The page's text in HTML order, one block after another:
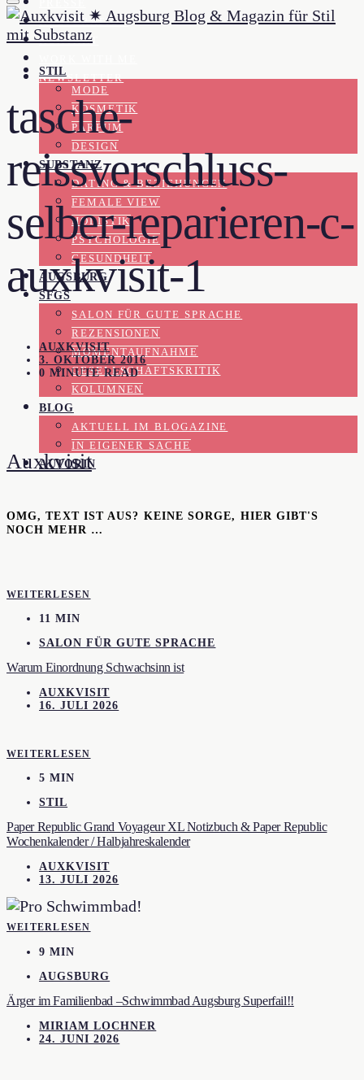
KOOPERATION
KONTAKT
NEWSLETTER
STIL
MODE
KOSMETIK
PARFUM
DESIGN
SUBSTANZ
DATING & BEZIEHUNGEN
FEMALE VIEW
HOLISTIK
PSYCHOLOGIE
GESUNDHEIT
AUGSBURG
SFGS
SALON FÜR GUTE SPRACHE
REZENSIONEN
MOMENTAUFNAHME
GESELLSCHAFTSKRITIK
KOLUMNEN
BLOG
AKTUELL IM BLOGAZINE
IN EIGENER SACHE
AUTORIN
tasche-
reissverschluss-
selber-reparieren-c-
auxkvisit-1
AUXKVISIT
3. OKTOBER 2016
0 MINUTE READ
Auxkvisit
OMG, TEXT IST AUS? KEINE SORGE, HIER GIBT'S
NOCH MEHR …
WEITERLESEN
11 MIN
SALON FÜR GUTE SPRACHE
Warum Einordnung Schwachsinn ist
AUXKVISIT
16. JULI 2026
WEITERLESEN
5 MIN
STIL
Paper Republic Grand Voyageur XL Notizbuch & Paper Republic
Wochenkalender / Halbjahreskalender
AUXKVISIT
13. JULI 2026
WEITERLESEN
9 MIN
AUGSBURG
Ärger im Familienbad –Schwimmbad Augsburg Superfail!!
MIRIAM LOCHNER
24. JUNI 2026